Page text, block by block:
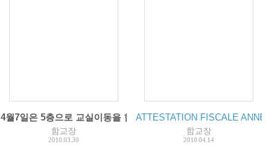
4월7일은 5층으로 교실이동을 합니다.
함교장
2010.03.30
ATTESTATION FISCALE
함교장
2010.04.14